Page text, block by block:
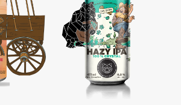
DES FÊTES
du 23 au 25 décembre
26 et 27 déc. de 11h à 22h
28 et 29 déc. de 09h à 22h
30 déc. de 11h à 22h
31 déc. et 01 janvier